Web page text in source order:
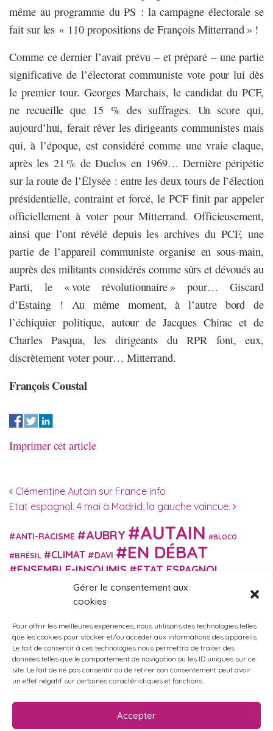
Gérer le consentement aux
cookies
Pour offrir les meilleures expériences, nous utilisons des technologies telles
que les cookies pour stocker et/ou accéder aux informations des appareils.
Le fait de consentir à ces technologies nous permettra de traiter des
données telles que le comportement de navigation ou les ID uniques sur ce
site. Le fait de ne pas consentir ou de retirer son consentement peut avoir
un effet négatif sur certaines caractéristiques et fonctions.
Accepter
même au programme du PS : la campagne électorale se
fait sur les « 110 propositions de François Mitterrand » !
Comme ce dernier l’avait prévu – et préparé – une partie
significative de l’électorat communiste vote pour lui dès
le premier tour. Georges Marchais, le candidat du PCF,
ne recueille que 15 % des suffrages. Un score qui,
aujourd’hui, ferait rêver les dirigeants communistes mais
qui, à l’époque, est considéré comme une vraie claque,
après les 21 % de Duclos en 1969… Dernière péripétie
sur la route de l’Élysée : entre les deux tours de l’élection
présidentielle, contraint et forcé, le PCF finit par appeler
officiellement à voter pour Mitterrand. Officieusement,
ainsi que l’ont révélé depuis les archives du PCF, une
partie de l’appareil communiste organise en sous-main,
auprès des militants considérés comme sûrs et dévoués au
Parti, le « vote révolutionnaire » pour… Giscard
d’Estaing ! Au même moment, à l’autre bord de
l’échiquier politique, autour de Jacques Chirac et de
Charles Pasqua, les dirigeants du RPR font, eux,
discrètement voter pour… Mitterrand.
François Coustal
Imprimer cet article
Navigation des articles
Clémentine Autain sur France info
Etat espagnol. 4 mai à Madrid, la gauche vaincue.
ANTI-RACISME AUBRY AUTAIN BLOCO
BRÉSIL CLIMAT DAVI EN DÉBAT
ENSEMBLE-INSOUMIS ETAT ESPAGNOL
EUROPE EXTRÊME DROITE FASCISME
FRANCE INSOUMISE
HISTOIRE IMMIGRATION ISRAËL PALESTINE ITALIE
MACRON MARTIN MARXISME MIGRANT-ES
MUNICIPALES MÉLENCHON NUPES OBONO
OCCITANIE PORTUGAL RETRAITES RUSSIE
VIOLENCES SEXISTES ÉCOLOGIE
ÉCOSOCIALISME ÉLECTIONS